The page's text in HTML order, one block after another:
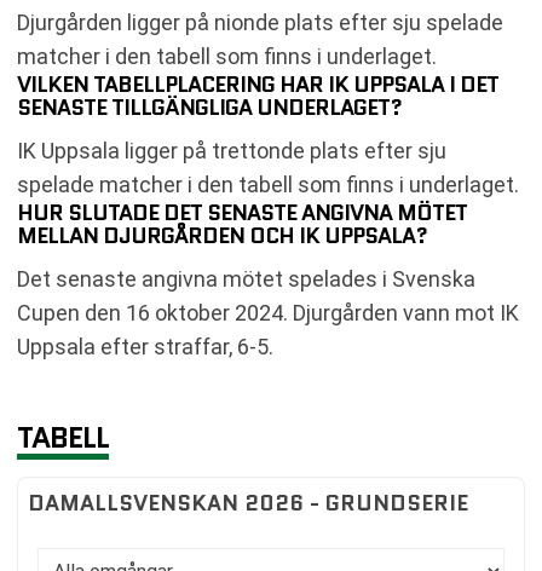
Djurgården ligger på nionde plats efter sju spelade
matcher i den tabell som finns i underlaget.
VILKEN TABELLPLACERING HAR IK UPPSALA I DET
SENASTE TILLGÄNGLIGA UNDERLAGET?
IK Uppsala ligger på trettonde plats efter sju
spelade matcher i den tabell som finns i underlaget.
HUR SLUTADE DET SENASTE ANGIVNA MÖTET
MELLAN DJURGÅRDEN OCH IK UPPSALA?
Det senaste angivna mötet spelades i Svenska
Cupen den 16 oktober 2024. Djurgården vann mot IK
Uppsala efter straffar, 6-5.
TABELL
DAMALLSVENSKAN 2026 - GRUNDSERIE